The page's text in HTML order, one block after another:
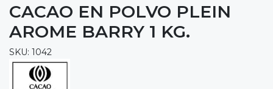
CACAO EN POLVO PLEIN
AROME BARRY 1 KG.
SKU: 1042